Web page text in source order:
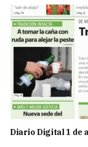
Diario Digital 1 de